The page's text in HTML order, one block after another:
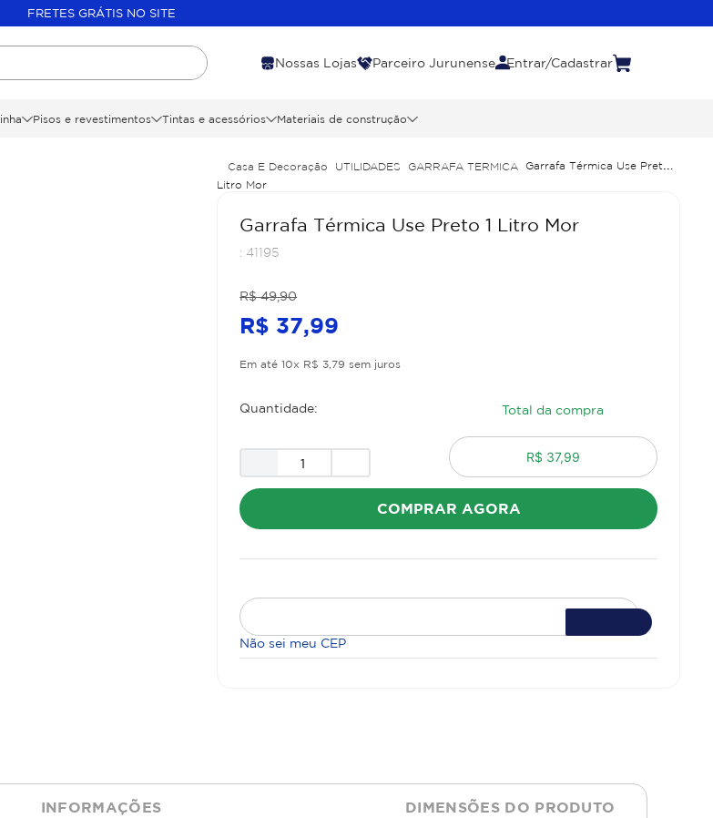
FRETES GRÁTIS NO SITE
Nossas Lojas Parceiro Jurunense Entrar/Cadastrar
Pisos e revestimentos Tintas e acessórios Materiais de construção
Casa E Decoração UTILIDADES GARRAFA TERMICA
Garrafa Térmica Use Preto 1
Litro Mor
Garrafa Térmica Use Preto 1 Litro Mor
: 41195
R$ 49,90
R$ 37,99
Em até10x R$ 3 ,79 sem juros
Quantidade: Total da compra
R$ 37,99
COMPRAR AGORA
Não sei meu CEP
INFORMAÇÕES DIMENSÕES DO PRODUTO